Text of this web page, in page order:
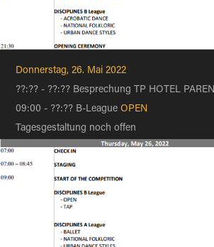
Donnerstag, 26. Mai 2022
??:?? - ??:?? Besprechung TP HOTEL
09:00 - ??:?? B-LeagueOPEN
Tagesgestaltung noch offen​​​​​​​